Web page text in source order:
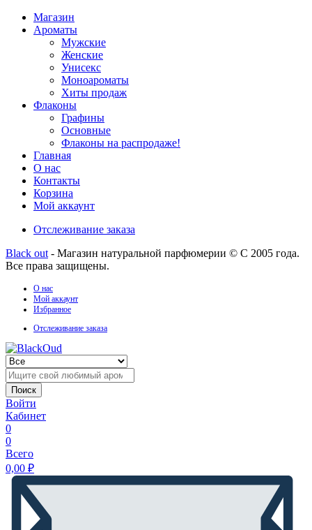
Магазин
Ароматы
Мужские
Женские
Унисекс
Моноароматы
Хиты продаж
Флаконы
Графины
Основные
Флаконы на распродаже!
Главная
О нас
Контакты
Корзина
Мой аккаунт
Отслеживание заказа
Black out - Магазин натуральной парфюмерии © С 2005 года.
Все права защищены.
О нас
Мой аккаунт
Избранное
Отслеживание заказа
Поиск
Войти
Кабинет
0
0
Всего
0,00 ₽